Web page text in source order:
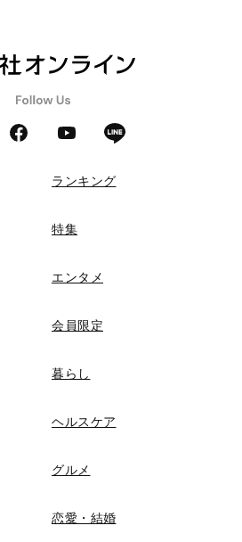
ランキング
特集
エンタメ
会員限定
暮らし
ヘルスケア
グルメ
恋愛・結婚